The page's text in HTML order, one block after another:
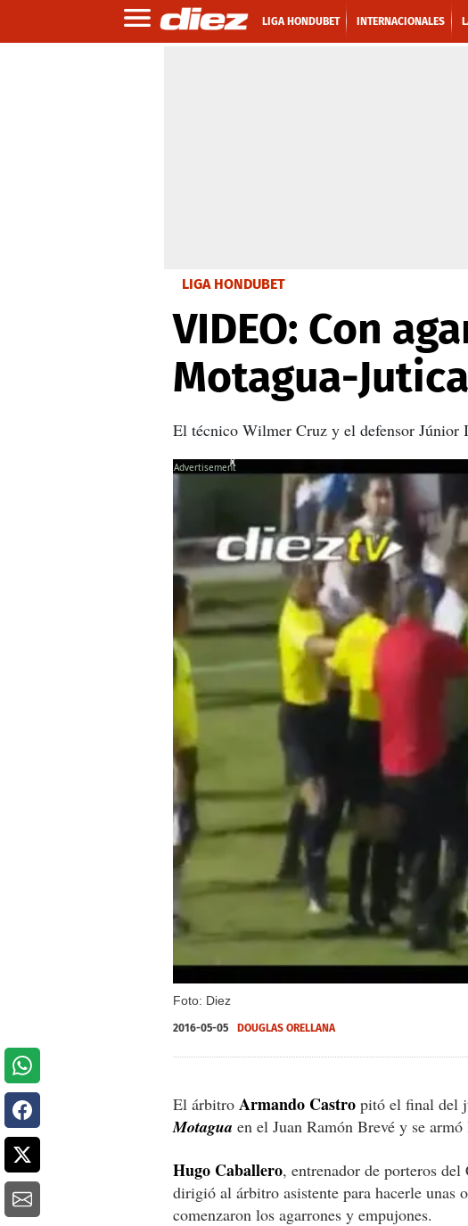
LIGA HONDUBET INTERNACIONALES
LIGA HONDUBET
VIDEO: Con
Motagua-
El técnico Wilmer Cruz y el defensor Júnior
Foto: Diez
X
2016-05-05 DOUGLAS ORELLANA
El árbitro Armando Castro pitó el final del
Motagua en el Juan Ramón Brevé y se armó
Hugo Caballero, entrenador de porteros
dirigió al árbitro asistente para hacerle unas
comenzaron los agarrones y empujones.